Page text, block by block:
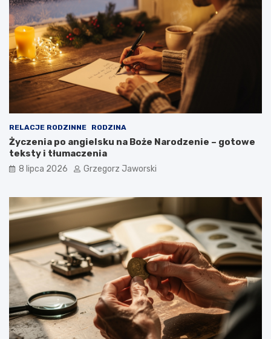
RELACJE RODZINNE RODZINA
Życzenia po angielsku na Boże Narodzenie – gotowe
teksty i tłumaczenia
8 lipca 2026 Grzegorz Jaworski